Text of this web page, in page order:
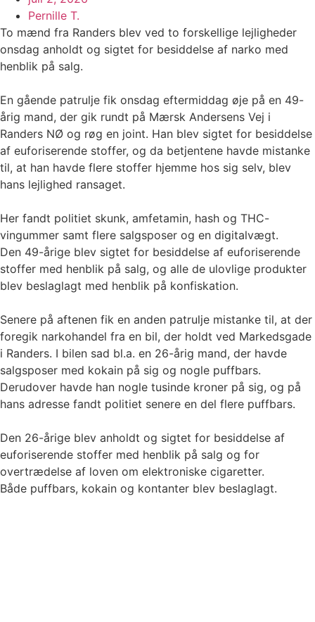
Pernille T.
To mænd fra Randers blev ved to forskellige lejligheder
onsdag anholdt og sigtet for besiddelse af narko med
henblik på salg.
En gående patrulje fik onsdag eftermiddag øje på en 49-
årig mand, der gik rundt på Mærsk Andersens Vej i
Randers NØ og røg en joint. Han blev sigtet for besiddelse
af euforiserende stoffer, og da betjentene havde mistanke
til, at han havde flere stoffer hjemme hos sig selv, blev
hans lejlighed ransaget.
Her fandt politiet skunk, amfetamin, hash og THC-
vingummer samt flere salgsposer og en digitalvægt.
Den 49-årige blev sigtet for besiddelse af euforiserende
stoffer med henblik på salg, og alle de ulovlige produkter
blev beslaglagt med henblik på konfiskation.
Senere på aftenen fik en anden patrulje mistanke til, at der
foregik narkohandel fra en bil, der holdt ved Markedsgade
i Randers. I bilen sad bl.a. en 26-årig mand, der havde
salgsposer med kokain på sig og nogle puffbars.
Derudover havde han nogle tusinde kroner på sig, og på
hans adresse fandt politiet senere en del flere puffbars.
Den 26-årige blev anholdt og sigtet for besiddelse af
euforiserende stoffer med henblik på salg og for
overtrædelse af loven om elektroniske cigaretter.
Både puffbars, kokain og kontanter blev beslaglagt.